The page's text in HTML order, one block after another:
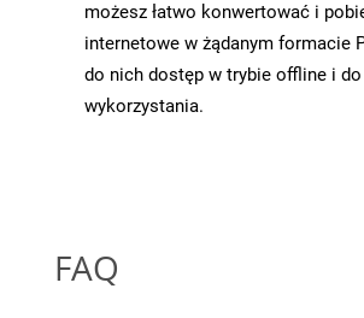
możesz łatwo konwertować i
internetowe w żądanym formacie
do nich dostęp w trybie offline i
wykorzystania.
FAQ